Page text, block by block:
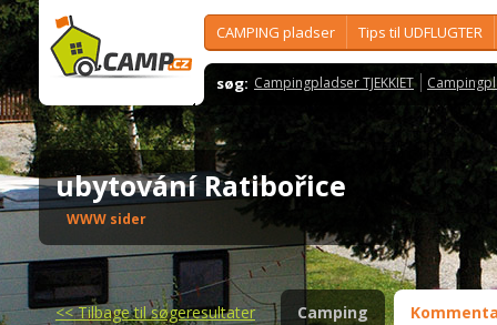
CAMPING pladser Tips til UDFLUGTER
søg: Campingpladser TJEKKIET
ubytování Ratibořice
WWW sider
<<Tilbage til søgeresultater Camping